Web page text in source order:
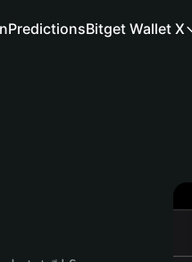
PredictionsBitget Wallet X